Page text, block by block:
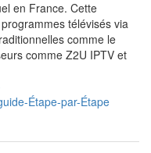
en France. Cette
télévisés via
comme le
comme Z2U IPTV et
Étape-par-Étape